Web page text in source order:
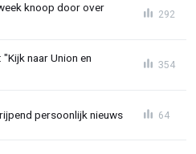
knoop door over
292
naar Union en
354
persoonlijk nieuws 64